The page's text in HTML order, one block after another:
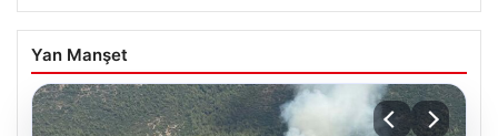
Yan Manşet